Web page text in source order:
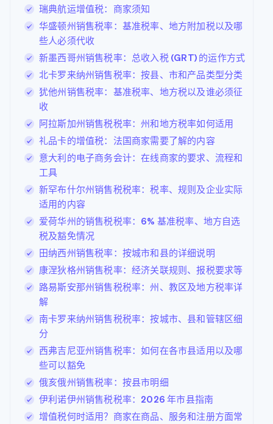
瑞典航运增值税：商家须知
华盛顿州销售税率：基准税率、地方附加税以及哪
些人必须代收
新墨西哥州销售税率：总收入税 (GRT) 的运作方式
北卡罗来纳州销售税率：按县、市和产品类型分类
犹他州销售税率：基准税率、地方税以及谁必须征
收
阿拉斯加州销售税税率：州和地方税率如何适用
礼品卡的增值税：法国商家需要了解的内容
意大利的电子商务会计：在线商家的要求、流程和
工具
新罕布什尔州销售税税率：税率、规则及企业实际
适用的内容
爱荷华州的销售税税率：6% 基准税率、地方自选
税及豁免情况
田纳西州销售税率：按城市和县的详细说明
康涅狄格州销售税率：经济关联规则、报税要求等
路易斯安那州销售税税率：州、教区及地方税率详
解
南卡罗来纳州销售税税率：按城市、县和管辖区细
分
西弗吉尼亚州销售税率：如何在各市县适用以及哪
些可以豁免
俄亥俄州销售税率：按县市明细
伊利诺伊州销售税税率：2026 年市县指南
增值税何时适用？商家在商品、服务和注册方面常